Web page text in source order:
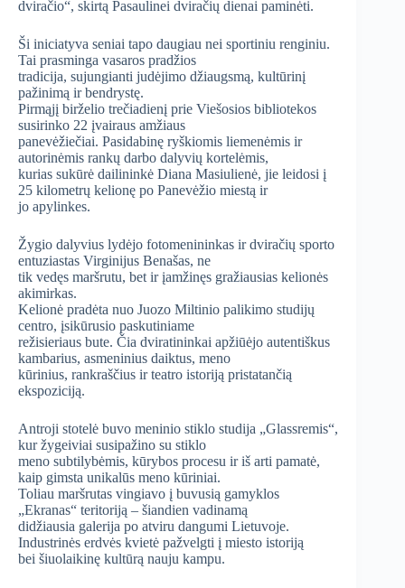
dviračio“, skirtą Pasaulinei dviračių dienai paminėti.
Ši iniciatyva seniai tapo daugiau nei sportiniu renginiu.
Tai prasminga vasaros pradžios
tradicija, sujungianti judėjimo džiaugsmą, kultūrinį
pažinimą ir bendrystę.
Pirmąjį birželio trečiadienį prie Viešosios bibliotekos
susirinko 22 įvairaus amžiaus
panevėžiečiai. Pasidabinę ryškiomis liemenėmis ir
autorinėmis rankų darbo dalyvių kortelėmis,
kurias sukūrė dailininkė Diana Masiulienė, jie leidosi į
25 kilometrų kelionę po Panevėžio miestą ir
jo apylinkes.
Žygio dalyvius lydėjo fotomenininkas ir dviračių sporto
entuziastas Virginijus Benašas, ne
tik vedęs maršrutu, bet ir įamžinęs gražiausias kelionės
akimirkas.
Kelionė pradėta nuo Juozo Miltinio palikimo studijų
centro, įsikūrusio paskutiniame
režisieriaus bute. Čia dviratininkai apžiūėjo autentiškus
kambarius, asmeninius daiktus, meno
kūrinius, rankraščius ir teatro istoriją pristatančią
ekspoziciją.
Antroji stotelė buvo meninio stiklo studija „Glassremis“,
kur žygeiviai susipažino su stiklo
meno subtilybėmis, kūrybos procesu ir iš arti pamatė,
kaip gimsta unikalūs meno kūriniai.
Toliau maršrutas vingiavo į buvusią gamyklos
„Ekranas“ teritoriją – šiandien vadinamą
didžiausia galerija po atviru dangumi Lietuvoje.
Industrinės erdvės kvietė pažvelgti į miesto istoriją
bei šiuolaikinę kultūrą nauju kampu.